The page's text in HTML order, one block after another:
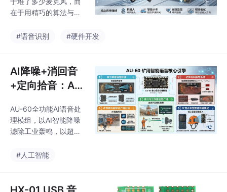
全双工流畅，双波束定
向实现空间级声学隔
设备都能即插即用。它
会“转向“的耳朵
在于用精巧的算法与极
位"这一原本高门槛的能
个高电平 IO 口直接交
付结果。对于想做智能
交互、安防追踪、循声
意味着：少写代码、少
占空间、少踩算法坑，
就能让产品真正"听"出
仅能听见，还能听出方
了"你在我转
#语音识别 #硬件开发
AI降噪+消回音
+定向拾音：AU
山井下语音“听不
清、叫不应”难题
AU-60全功能AI语音处
理模组，以AI智能降噪
滤除工业轰鸣，以超强
话，以BF波束定向拾音
性地破解了矿山井下语
#人工智能